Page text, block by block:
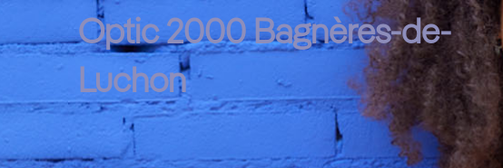
Optic 2000 Bagnères-de-
Luchon